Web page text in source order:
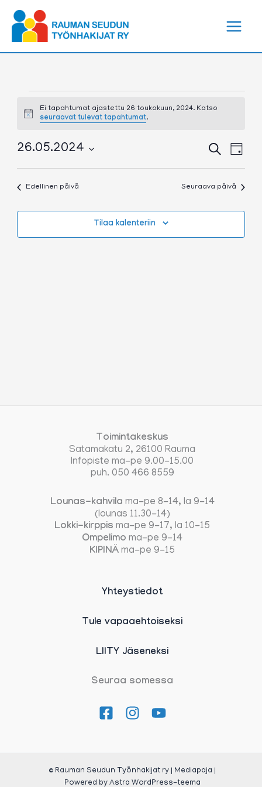
sisältöön
for
26
2024
Notice
Ei tapahtumat ajastettu 26 toukokuun, 2024. Katso
seuraavat tulevat tapahtumat.
Tapahtumat
Etsi
aja
Näkymät
navigointi
Etsi
Päivä
26.05.2024
Edellinen päivä Seuraava päivä
Tilaa kalenteriin
Toimintakeskus
Satamakatu 2, 26100 Rauma
Infopiste ma-pe 9.00-15.00
puh. 050 466 8559
Lounas-kahvila ma-pe 8-14, la 9-14
(lounas 11.30-14)
Lokki-kirppis ma-pe 9-17, la 10-15
Ompelimo ma-pe 9-14
KIPINÄ ma-pe 9-15
Yhteystiedot
Tule vapaaehtoiseksi
LIITY Jäseneksi
Seuraa somessa
© Rauman Seudun Työnhakijat ry | Mediapaja |
Powered by Astra WordPress-teema